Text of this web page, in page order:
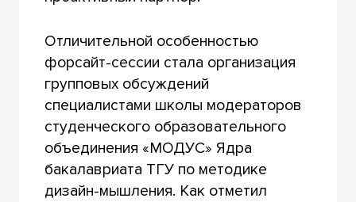
Отличительной особенностью
форсайт-сессии стала организация
групповых обсуждений
специалистами школы модераторов
студенческого образовательного
объединения «МОДУС» Ядра
бакалавриата ТГУ по методике
дизайн-мышления. Как отметил